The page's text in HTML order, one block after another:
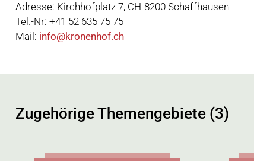
Adresse: Kirchhofplatz 7, CH-8200 Schaffhausen
Tel.-Nr: +41 52 635 75 75
Mail: info@kronenhof.ch
Zugehörige Themengebiete (3)